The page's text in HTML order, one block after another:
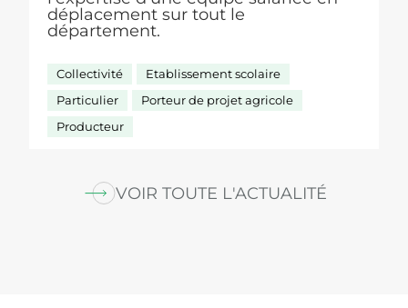
déplacement sur tout le
département.
Collectivité
Etablissement scolaire
Particulier
Porteur de projet agricole
Producteur
VOIR TOUTE L'ACTUALITÉ